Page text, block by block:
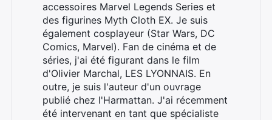
accessoires Marvel Legends Series et
des figurines Myth Cloth EX. Je suis
également cosplayeur (Star Wars, DC
Comics, Marvel). Fan de cinéma et de
séries, j'ai été figurant dans le film
d'Olivier Marchal, LES LYONNAIS. En
outre, je suis l'auteur d'un ouvrage
publié chez l'Harmattan. J'ai récemment
été intervenant en tant que spécialiste